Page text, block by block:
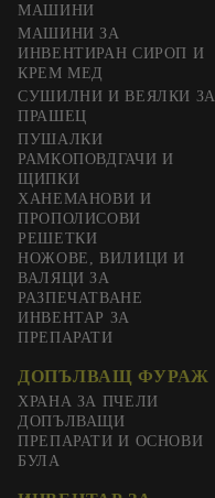
МАШИНИ
МАШИНИ ЗА
ИНВЕНТИРАН СИРОП И
КРЕМ МЕД
СУШИЛНИ И ВЕЯЛКИ ЗА
ПРАШЕЦ
ПУШАЛКИ
РАМКОПОВДГАЧИ И
ЩИПКИ
ХАНЕМАНОВИ И
ПРОПОЛИСОВИ
РЕШЕТКИ
НОЖОВЕ, ВИЛИЦИ И
ВАЛЯЦИ ЗА
РАЗПЕЧАТВАНЕ
ИНВЕНТАР ЗА
ПРЕПАРАТИ
ДОПЪЛВАЩ ФУРАЖ
ХРАНА ЗА ПЧЕЛИ
ДОПЪЛВАЩИ
ПРЕПАРАТИ И ОСНОВИ
БУЛА